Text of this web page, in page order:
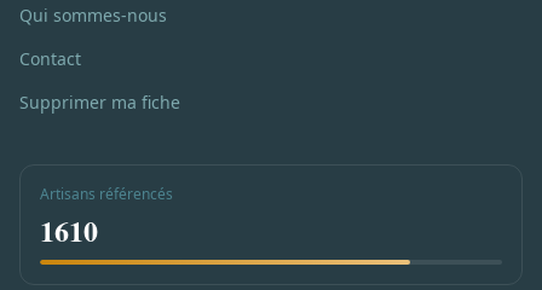
Qui sommes-nous
Contact
Supprimer ma fiche
Artisans référencés
1610